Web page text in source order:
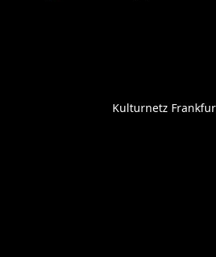
Kulturnetz